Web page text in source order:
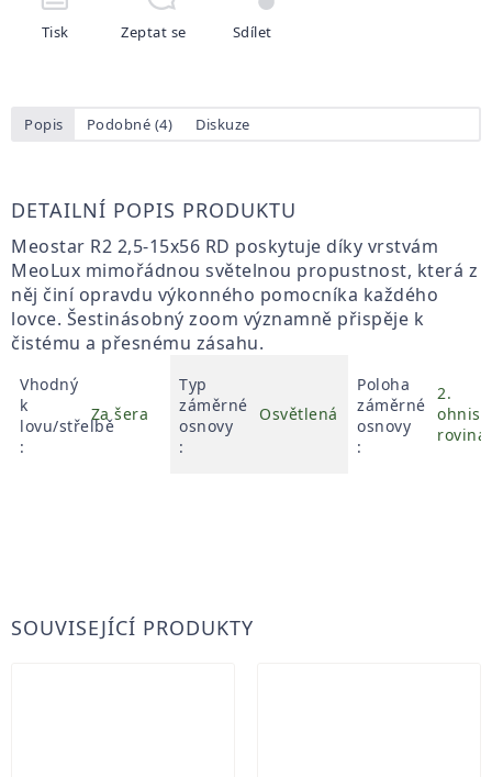
Tisk Zeptat se Sdílet
Popis Podobné (4) Diskuze
DETAILNÍ POPIS PRODUKTU
Meostar R2 2,5-15x56 RD poskytuje díky vrstvám
MeoLux mimořádnou světelnou propustnost, která z
něj činí opravdu výkonného pomocníka každého
lovce. Šestinásobný zoom významně přispěje k
čistému a přesnému zásahu.
Vhodný
k
lovu/střelbě
:
Za šera
Typ
záměrné
osnovy
:
Osvětlená
Poloha
záměrné
osnovy
:
2.
rovina
SOUVISEJÍCÍ PRODUKTY